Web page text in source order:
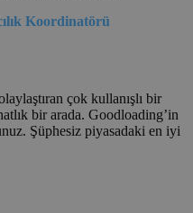
Koordinatörü
çok kullanışlı bir
bir arada. Goodloading’in
Şüphesiz piyasadaki en iyi